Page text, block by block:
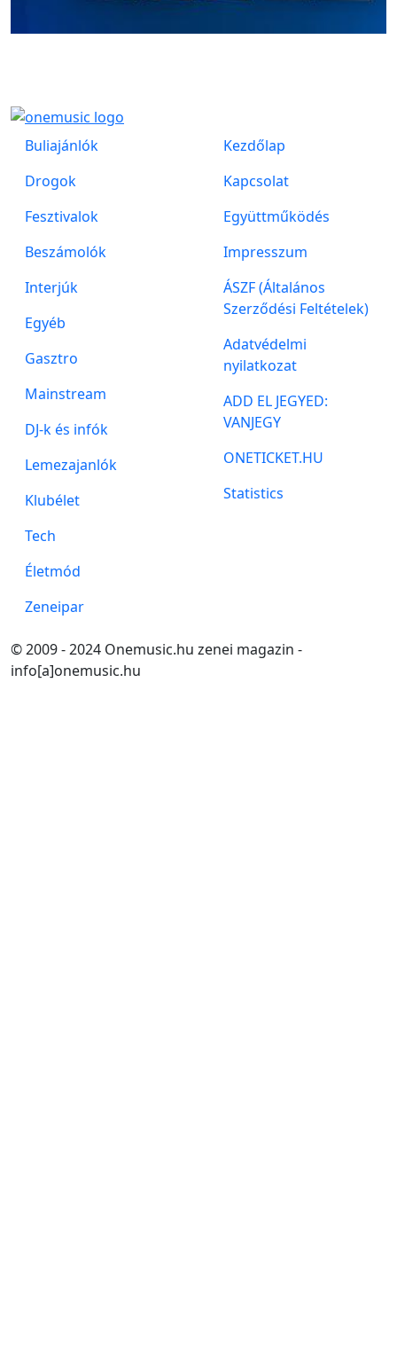
Buliajánlók
Drogok
Fesztivalok
Beszámolók
Interjúk
Egyéb
Gasztro
Mainstream
DJ-k és infók
Lemezajanlók
Klubélet
Tech
Életmód
Zeneipar
Kezdőlap
Kapcsolat
Együttműködés
Impresszum
ÁSZF (Általános
Szerződési Feltételek)
Adatvédelmi
nyilatkozat
ADD EL JEGYED:
VANJEGY
ONETICKET.HU
Statistics
© 2009 - 2024 Onemusic.hu zenei magazin -
info[a]onemusic.hu